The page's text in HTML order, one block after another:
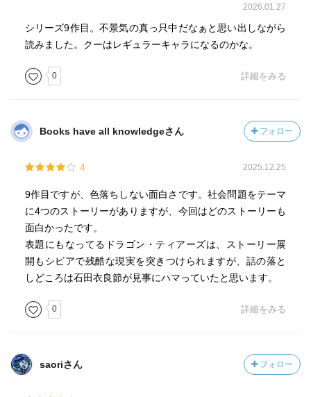
2026.01.27
シリーズ9作目。不景気の真っ只中だなぁと思い出しながら
読みました。クーはレギュラーキャラになるのかな。
0 詳細をみる
Books have all knowledgeさん フォロー
4 2025.12.25
9作目ですが、色落ちしない面白さです。社会問題をテーマ
に4つのストーリーがありますが、今回はどのストーリーも
面白かったです。
表題にもなってるドラゴン・ティアーズは、ストーリー展
開もシビアで残酷な現実を突きつけられますが、話の落と
しどころは石田衣良節が見事にハマっていたと思います。
0 詳細をみる
saoriさん フォロー